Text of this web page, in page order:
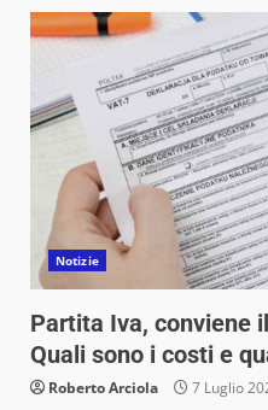
Notizie
Partita Iva, conviene
Quali sono i costi e
Roberto Arciola 7 Luglio